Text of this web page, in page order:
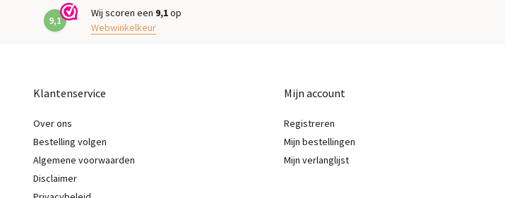
9,1
Wij scoren een 9,1op
Webwinkelkeur
Klantenservice
Over ons
Bestelling volgen
Algemene voorwaarden
Disclaimer
Mijn account
Registreren
Mijn bestellingen
Mijn verlanglijst